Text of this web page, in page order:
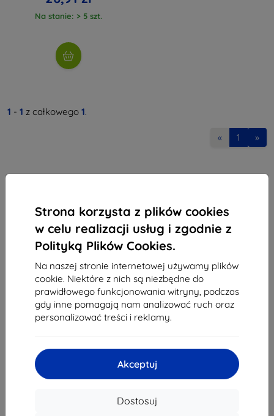
Strona korzysta z plików cookies
w celu realizacji usług i zgodnie z
Polityką Plików Cookies.
Na naszej stronie internetowej używamy plików
cookie. Niektóre z nich są niezbędne do
prawidłowego funkcjonowania witryny, podczas
gdy inne pomagają nam analizować ruch oraz
personalizować treści i reklamy.
Akceptuj
Dostosuj
Na stanie: > 5 szt.
1 - 1 z całkowego 1.
« 1 »
Shield-Sk s.r.o.
Ulica Rudolfa Mocka 3750/2A
841 04 Bratislava
REGON:46701494
NIP VAT: SK2023549671
info@top4mobile.eu